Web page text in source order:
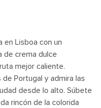
en Lisboa con un
de crema dulce
mejor caliente.
Portugal y admira las
desde lo alto. Súbete
rincón de la colorida